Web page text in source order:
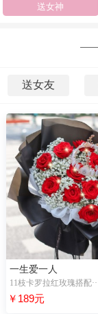
送女神
送女友
一生爱一人
11枝卡罗拉红玫瑰搭配··
￥189元